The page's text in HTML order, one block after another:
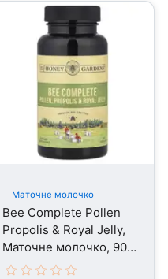
Маточне молочко
Bee Complete Pollen
Propolis & Royal Jelly,
Маточне молочко, 90
Vegcaps